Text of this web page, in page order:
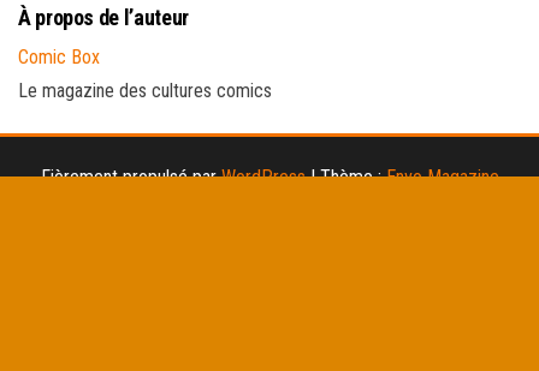
À propos de l’auteur
Comic Box
Le magazine des cultures comics
Fièrement propulsé parWordPress |Thème :Envo Magazine